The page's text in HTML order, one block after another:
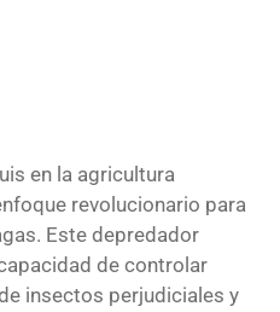
en la agricultura
revolucionario para
Este depredador
de controlar
insectos perjudiciales y